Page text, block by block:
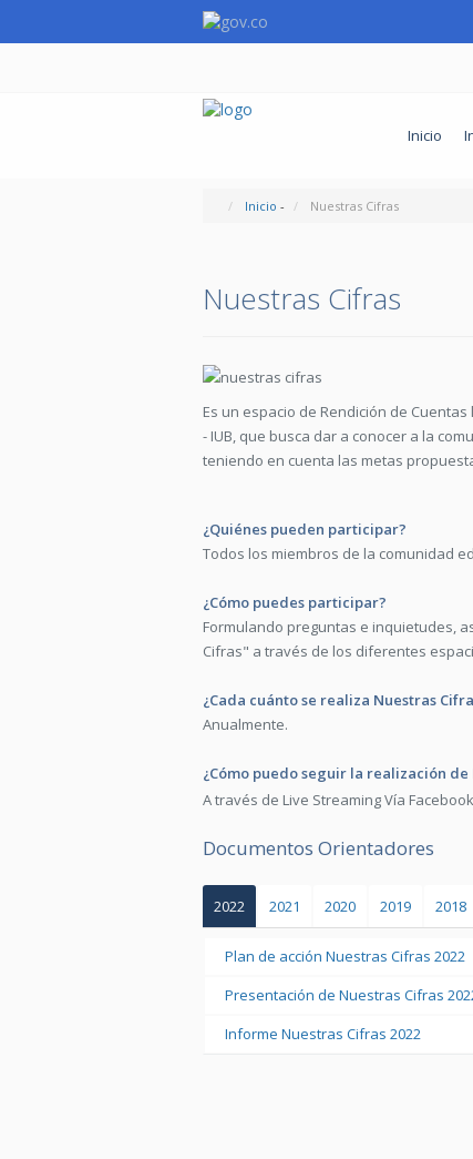
Inicio
Inicio - Nuestras Cifras
Nuestras Cifras
Es un espacio de Rendición de
- IUB, que busca dar a conocer a la
teniendo en cuenta las metas
¿Quiénes pueden participar?
Todos los miembros de la comunidad
¿Cómo puedes participar?
Formulando preguntas e inquietudes,
Cifras" a través de los diferentes
¿Cada cuánto se realiza Nuestras
Anualmente.
¿Cómo puedo seguir la realización de
A través de Live Streaming Vía Facebook
Documentos Orientadores
2022 2021 2020 2019 2018
Plan de acción Nuestras Cifras 2022
Presentación de Nuestras Cifras
Informe Nuestras Cifras 2022